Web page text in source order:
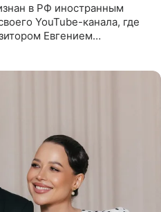
в РФ иностранным
YouTube-канала, где
Евгением